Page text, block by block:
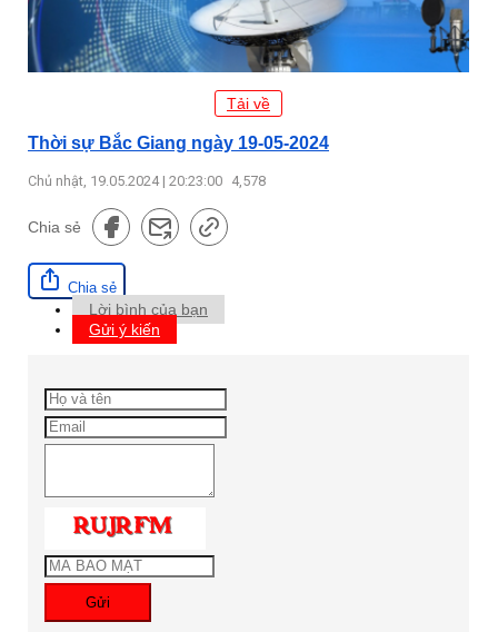
Tải về
Thời sự Bắc Giang ngày 19-05-2024
Chủ nhật, 19.05.2024 | 20:23:00 4,578
Chia sẻ
Chia sẻ
Lời bình của bạn
Gửi ý kiến
Gửi